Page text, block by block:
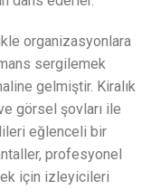
organizasyonlara
sergilemek
gelmiştir. Kiralık
görsel şovları ile
eğlenceli bir
profesyonel
için izleyicileri